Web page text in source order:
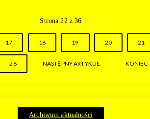
Strona 22 z 36
17 18 19 20 21
26 NASTĘPNY ARTYKUŁ KONIEC
Archiwum aktualności